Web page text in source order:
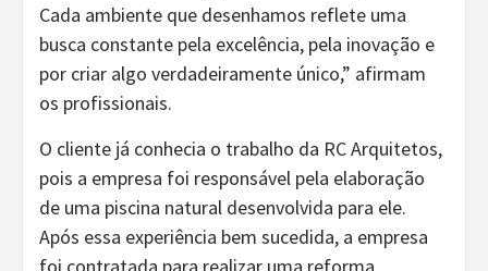
Cada ambiente que desenhamos reflete uma
busca constante pela excelência, pela inovação e
por criar algo verdadeiramente único,” afirmam
os profissionais.
O cliente já conhecia o trabalho da RC Arquitetos,
pois a empresa foi responsável pela elaboração
de uma piscina natural desenvolvida para ele.
Após essa experiência bem sucedida, a empresa
foi contratada para realizar uma reforma